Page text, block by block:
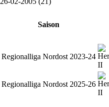
Saison
Regionalliga Nordost 2023-24
Regionalliga Nordost 2025-26